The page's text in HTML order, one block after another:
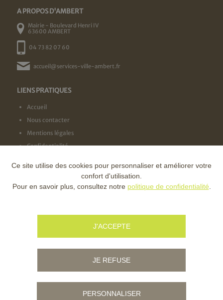
A PROPOS D'AMBERT
Mairie - Boulevard Henri IV
63600 AMBERT
04 73 82 07 60
accueil@services-ville-ambert.fr
LIENS PRATIQUES
Accueil
Nous contacter
Mentions légales
Confidentialité
NOS LABELS
Ce site utilise des cookies pour personnaliser et améliorer votre
confort d'utilisation.
Pour en savoir plus, consultez notre politique de confidentialité
J'ACCEPTE
JE REFUSE
PERSONNALISER